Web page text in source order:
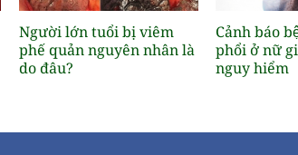
Người lớn tuổi bị viêm
phế quản nguyên nhân là
do đâu?
Cảnh báo
phổi ở nữ
nguy hiểm